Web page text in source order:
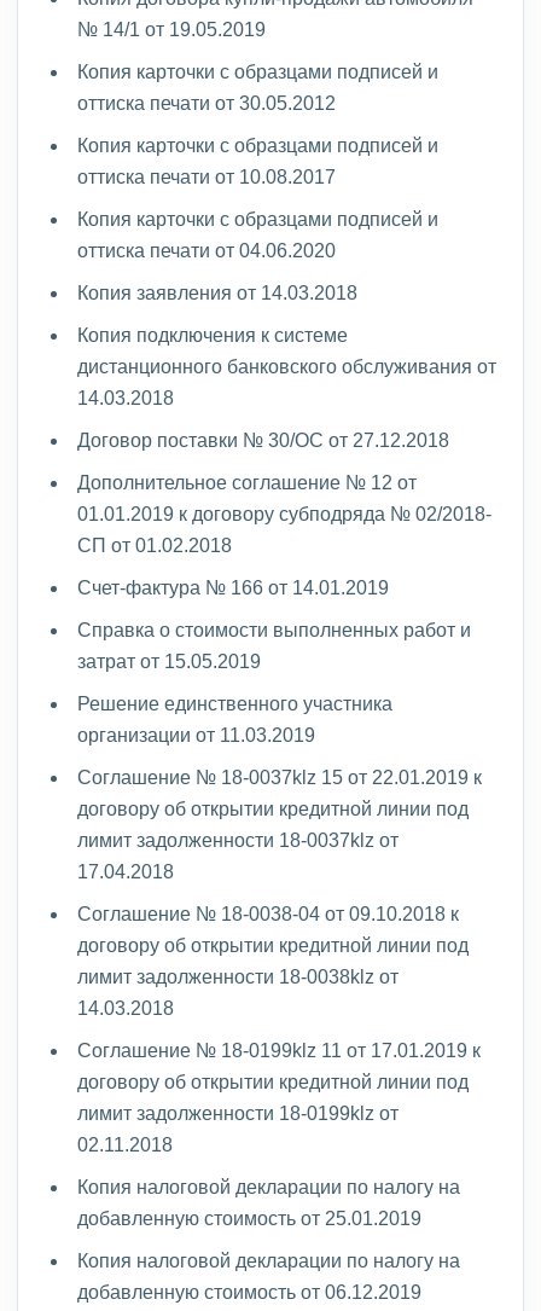
№ 14/1 от 19.05.2019
Копия карточки с образцами подписей и
оттиска печати от 30.05.2012
Копия карточки с образцами подписей и
оттиска печати от 10.08.2017
Копия карточки с образцами подписей и
оттиска печати от 04.06.2020
Копия заявления от 14.03.2018
Копия подключения к системе
дистанционного банковского обслуживания от
14.03.2018
Договор поставки № 30/ОС от 27.12.2018
Дополнительное соглашение № 12 от
01.01.2019 к договору субподряда № 02/2018-
СП от 01.02.2018
Счет-фактура № 166 от 14.01.2019
Справка о стоимости выполненных работ и
затрат от 15.05.2019
Решение единственного участника
организации от 11.03.2019
Соглашение № 18-0037klz 15 от 22.01.2019 к
договору об открытии кредитной линии под
лимит задолженности 18-0037klz от
17.04.2018
Соглашение № 18-0038-04 от 09.10.2018 к
договору об открытии кредитной линии под
лимит задолженности 18-0038klz от
14.03.2018
Соглашение № 18-0199klz 11 от 17.01.2019 к
договору об открытии кредитной линии под
лимит задолженности 18-0199klz от
02.11.2018
Копия налоговой декларации по налогу на
добавленную стоимость от 25.01.2019
Копия налоговой декларации по налогу на
добавленную стоимость от 06.12.2019